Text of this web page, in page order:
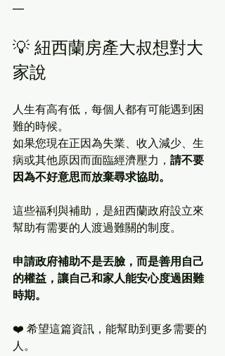
━
💡 紐西蘭房產大叔想對大
家說
人生有高有低，每個人都有可能遇到困
難的時候。
如果您現在正因為失業、收入減少、生
病或其他原因而面臨經濟壓力， 請不要
因為不好意思而放棄尋求協助。
這些福利與補助，是紐西蘭政府設立來
幫助有需要的人渡過難關的制度。
申請政府補助不是丟臉，而是善用自己
的權益，讓自己和家人能安心度過困難
時期。
❤️ 希望這篇資訊，能幫助到更多需要的
人。